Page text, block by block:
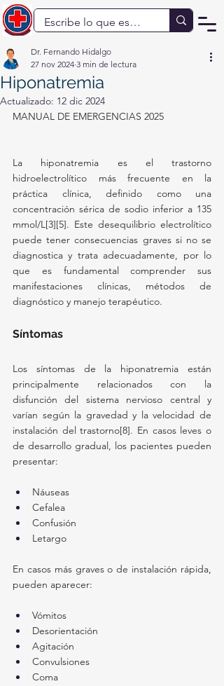
Hiponatremia
Dr. Fernando Hidalgo
27 nov 2024 3 min de lectura
Actualizado: 12 dic 2024
MANUAL DE EMERGENCIAS 2025
La hiponatremia es el trastorno
hidroelectrolítico más frecuente en la
práctica clínica, definido como una
concentración sérica de sodio inferior a 135
mmol/L[3][5]. Este desequilibrio electrolítico
puede tener consecuencias graves si no se
diagnostica y trata adecuadamente, por lo
que es fundamental comprender sus
manifestaciones clínicas, métodos de
diagnóstico y manejo terapéutico.
Síntomas
Los síntomas de la hiponatremia están
principalmente relacionados con la
disfunción del sistema nervioso central y
varían según la gravedad y la velocidad de
instalación del trastorno[8]. En casos leves o
de desarrollo gradual, los pacientes pueden
presentar:
Náuseas
Cefalea
Confusión
Letargo
En casos más graves o de instalación rápida,
pueden aparecer:
Vómitos
Desorientación
Agitación
Convulsiones
Coma